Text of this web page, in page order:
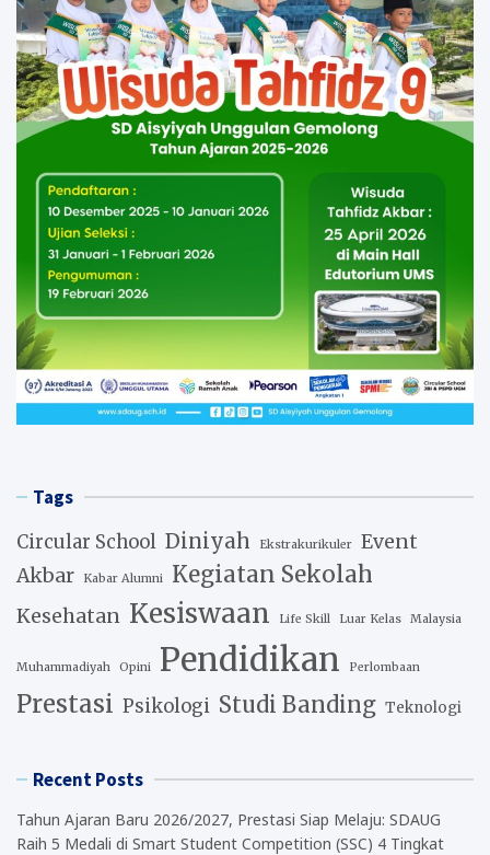
Tags
Circular School Diniyah Ekstrakurikuler
Event
Akbar
Kabar Alumni Kegiatan Sekolah
Kesehatan Kesiswaan Life Skill Luar Kelas Malaysia
Muhammadiyah Opini Pendidikan Perlombaan
Prestasi Psikologi Studi Banding Teknologi
Recent Posts
Tahun Ajaran Baru 2026/2027, Prestasi Siap Melaju: SDAUG
Raih 5 Medali di Smart Student Competition (SSC) 4 Tingkat